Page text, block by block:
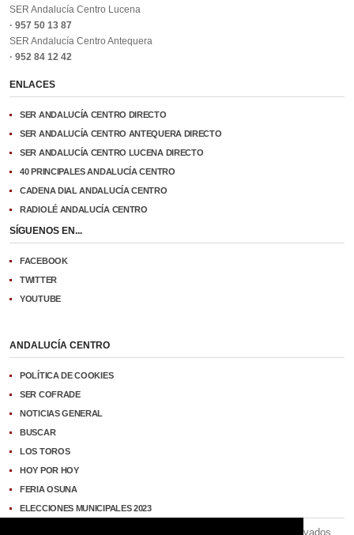
SER Andalucía Centro Lucena
· 957 50 13 87
SER Andalucía Centro Antequera
· 952 84 12 42
ENLACES
SER ANDALUCÍA CENTRO DIRECTO
SER ANDALUCÍA CENTRO ANTEQUERA DIRECTO
SER ANDALUCÍA CENTRO LUCENA DIRECTO
40 PRINCIPALES ANDALUCÍA CENTRO
CADENA DIAL ANDALUCÍA CENTRO
RADIOLÉ ANDALUCÍA CENTRO
SÍGUENOS EN...
FACEBOOK
TWITTER
YOUTUBE
ANDALUCÍA CENTRO
POLÍTICA DE COOKIES
SER COFRADE
NOTICIAS GENERAL
BUSCAR
LOS TOROS
HOY POR HOY
FERIA OSUNA
ELECCIONES MUNICIPALES 2023
Copyright © 2026 Andalucía Centro. Todos los derechos reservados.